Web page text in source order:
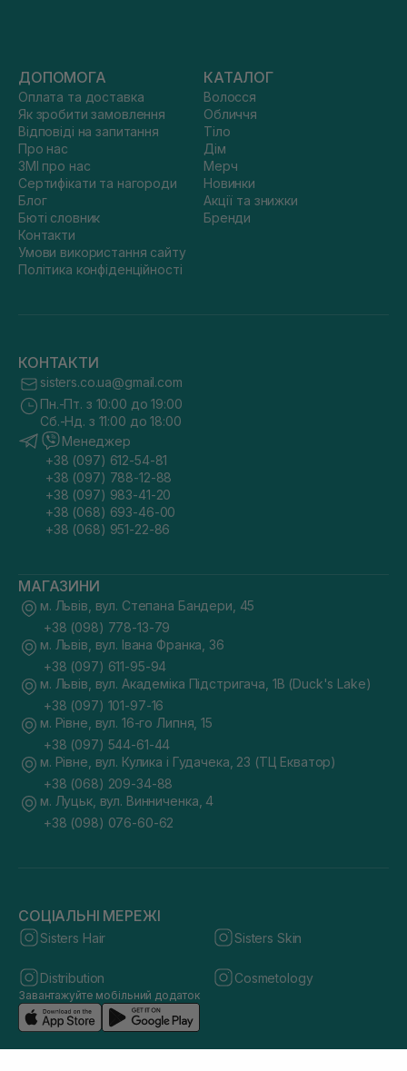
ДОПОМОГА
Оплата та доставка
Як зробити замовлення
Відповіді на запитання
Про нас
ЗМІ про нас
Сертифікати та нагороди
Блог
Бюті словник
Контакти
Умови використання сайту
Політика конфіденційності
КАТАЛОГ
Волосся
Обличчя
Тіло
Дім
Мерч
Новинки
Акції та знижки
Бренди
КОНТАКТИ
sisters.co.ua@gmail.com
Пн.-Пт. з 10:00 до 19:00
Сб.-Нд. з 11:00 до 18:00
Менеджер
+38 (097) 612-54-81
+38 (097) 788-12-88
+38 (097) 983-41-20
+38 (068) 693-46-00
+38 (068) 951-22-86
МАГАЗИНИ
м. Львів, вул. Степана Бандери, 45
+38 (098) 778-13-79
м. Львів, вул. Івана Франка, 36
+38 (097) 611-95-94
м. Львів, вул. Академіка Підстригача, 1В (Duck's Lake)
+38 (097) 101-97-16
м. Рівне, вул. 16-го Липня, 15
+38 (097) 544-61-44
м. Рівне, вул. Кулика і Гудачека, 23 (ТЦ Екватор)
+38 (068) 209-34-88
м. Луцьк, вул. Винниченка, 4
+38 (098) 076-60-62
СОЦІАЛЬНІ МЕРЕЖІ
Sisters Hair Sisters Skin
Distribution Cosmetology
Завантажуйте мобільний додаток